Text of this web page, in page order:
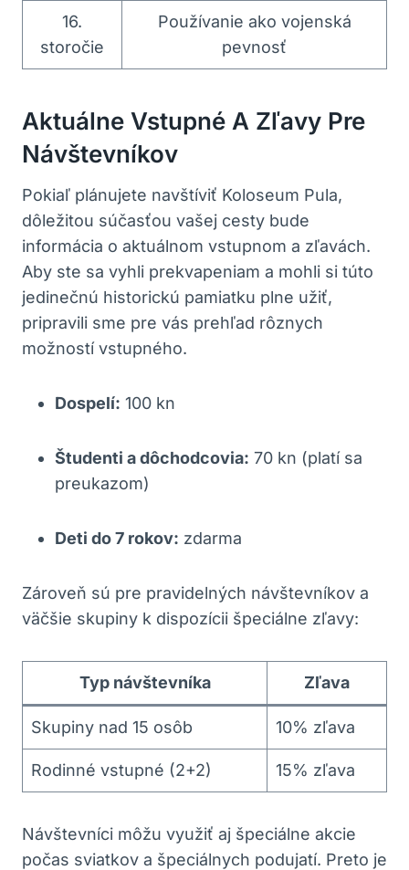
16.
storočie
Používanie ​ako vojenská
pevnosť
Aktuálne‍ Vstupné A Zľavy Pre
Návštevníkov
Pokiaľ plánujete navštíviť⁢ Koloseum Pula,
dôležitou ⁤súčasťou vašej cesty‌ bude
informácia o aktuálnom vstupnom a⁢ zľavách.
Aby ste⁢ sa vyhli ⁤prekvapeniam​ a mohli‍ si túto
jedinečnú‍ historickú pamiatku plne užiť,
pripravili sme⁤ pre vás​ prehľad rôznych
možností‍ vstupného.
Dospelí: 100 kn
Študenti a dôchodcovia: 70 kn (platí sa
preukazom)
Deti ​do 7 rokov: zdarma
Zároveň ​sú pre pravidelných návštevníkov a
väčšie skupiny ⁣k dispozícii špeciálne zľavy:
Typ návštevníka Zľava
Skupiny nad 15 osôb 10% zľava
Rodinné vstupné⁤ (2+2) 15%​ zľava
Návštevníci ⁤môžu využiť⁤ aj špeciálne akcie⁣
počas sviatkov​ a špeciálnych⁣ podujatí. ‍Preto je